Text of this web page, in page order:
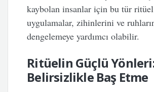
kaybolan insanlar için bu tür ritüel
uygulamalar, zihinlerini ve
dengelemeye yardımcı olabilir.
Ritüelin Güçlü
Belirsizlikle Baş Etme